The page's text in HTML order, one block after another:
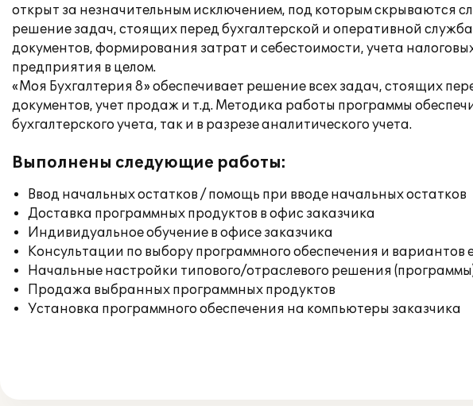
открыт за незначительным исключением, под которым
решение задач, стоящих перед бухгалтерской и оперативной
документов, формирования затрат и себестоимости, учета
предприятия в целом.
«Моя Бухгалтерия 8» обеспечивает решение всех задач, стоящих
документов, учет продаж и т.д. Методика работы программы
бухгалтерского учета, так и в разрезе аналитического учета.
Выполнены следующие работы:
Ввод начальных остатков / помощь при вводе начальных остатков
Доставка программных продуктов в офис заказчика
Индивидуальное обучение в офисе заказчика
Консультации по выбору программного обеспечения и вариантов
Начальные настройки типового/отраслевого решения
Продажа выбранных программных продуктов
Установка программного обеспечения на компьютеры заказчика